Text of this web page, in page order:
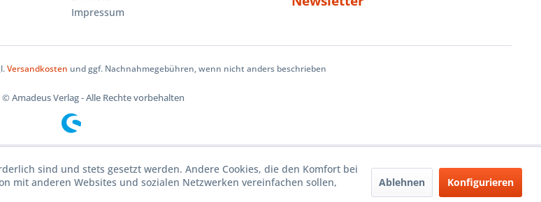
Impressum
Versandkosten und ggf. Nachnahmegebühren, wenn nicht anders beschrieben
Amadeus Verlag - Alle Rechte vorbehalten
sind und stets gesetzt werden. Andere Cookies, die den Komfort bei
mit anderen Websites und sozialen Netzwerken vereinfachen sollen,
Ablehnen Konfigurieren